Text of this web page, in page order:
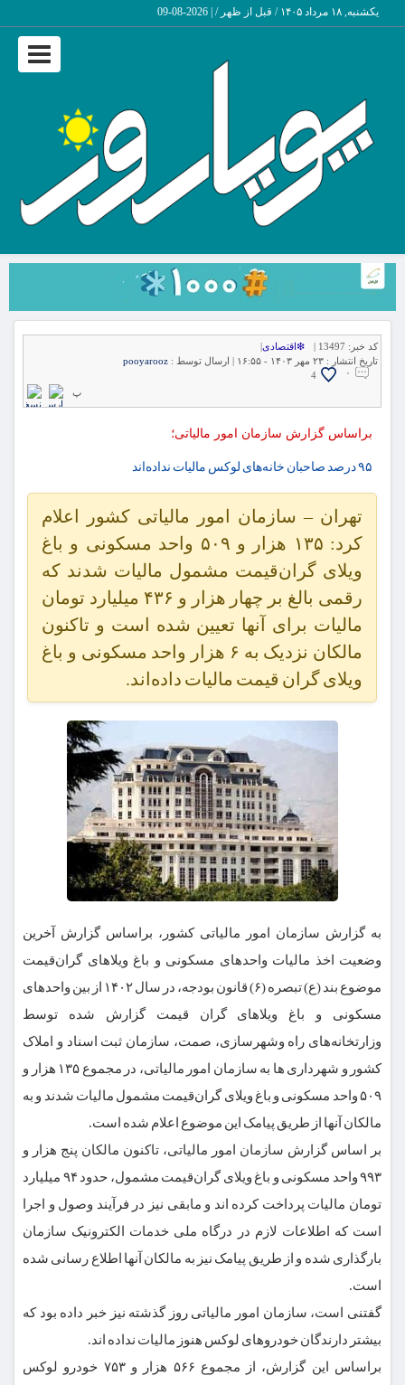
یکشنبه, ۱۸ مرداد ۱۴۰۵ / قبل از ظهر / 2026-08-09
Toggle
کد خبر: 13497 | ❇اقتصادی
تاریخ انتشار : ۲۳ مهر ۱۴۰۳ - ۱۶:۵۵ | ارسال توسط : pooyarooz
۰
4
پ
براساس گزارش سازمان امور مالیاتی؛
۹۵ درصد صاحبان خانه‌های لوکس مالیات نداده‌اند
تهران – سازمان امور مالیاتی کشور اعلام
کرد: ۱۳۵ هزار و ۵۰۹ واحد مسکونی و باغ
ویلای گران‌قیمت مشمول مالیات شدند که
رقمی بالغ بر چهار هزار و ۴۳۶ میلیارد تومان
مالیات برای آنها تعیین شده است و تاکنون
مالکان نزدیک به ۶ هزار واحد مسکونی و باغ
ویلای گران قیمت مالیات داده‌اند.
به گزارش سازمان امور مالیاتی کشور، براساس گزارش آخرین
وضعیت اخذ مالیات واحدهای مسکونی و باغ ویلاهای گران‌قیمت
موضوع بند (ع) تبصره (۶) قانون بودجه، در سال ۱۴۰۲ از بین واحدهای
مسکونی و باغ ویلاهای گران قیمت گزارش شده توسط
وزارتخانه‌های راه وشهرسازی، صمت، سازمان ثبت اسناد و املاک
کشور و شهرداری ها به سازمان امور مالیاتی، در مجموع ۱۳۵ هزار و
۵۰۹ واحد مسکونی و باغ ویلای گران‌قیمت مشمول مالیات شدند و به
مالکان آنها از طریق پیامک این موضوع اعلام شده است.
بر اساس گزارش سازمان امور مالیاتی، تاکنون مالکان پنج هزار و
۹۹۳ واحد مسکونی و باغ ویلای گران‌قیمت مشمول، حدود ۹۴ میلیارد
تومان مالیات پرداخت کرده اند و مابقی نیز در فرآیند وصول و اجرا
است که اطلاعات لازم در درگاه ملی خدمات الکترونیک سازمان
بارگذاری شده و از طریق پیامک نیز به مالکان آنها اطلاع رسانی شده
است.
گفتنی است، سازمان امور مالیاتی روز گذشته نیز خبر داده بود که
بیشتر دارندگان خودروهای لوکس هنوز مالیات نداده اند.
براساس این گزارش، از مجموع ۵۶۶ هزار و ۷۵۳ خودرو لوکس